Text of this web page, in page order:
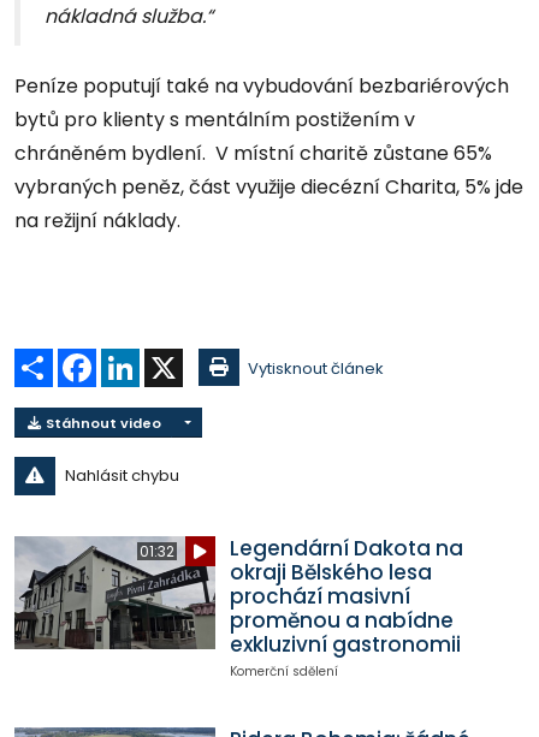
nákladná služba.“
Peníze poputují také na vybudování bezbariérových
bytů pro klienty s mentálním postižením v
chráněném bydlení. V místní charitě zůstane 65%
vybraných peněz, část využije diecézní Charita, 5% jde
na režijní náklady.
Sdílet Facebook
LinkedIn Vytisknout článek
Stáhnout video
Nahlásit chybu
01:32
Legendární Dakota na
okraji Bělského lesa
prochází masivní
proměnou a nabídne
exkluzivní gastronomii
Komerční sdělení